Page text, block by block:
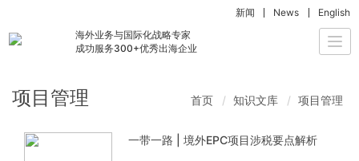
海外业务与国际化战略专家
成功服务300+优秀出海企业
新闻 News English
项目管理 首页 知识文库 项目管理
一带一路 | 境外EPC项目涉税要点解析